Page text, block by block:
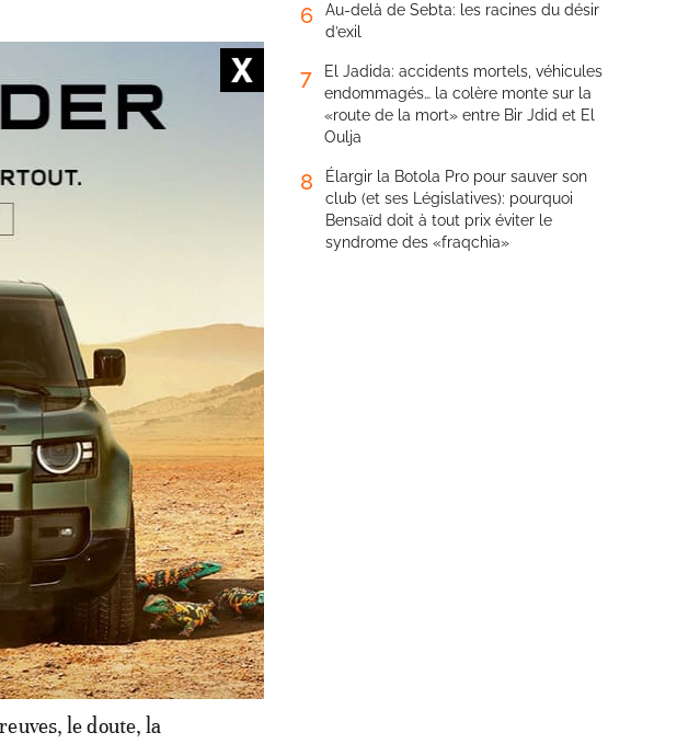
arrogance, l’algérienne
écrite par des Algériens
quels sont ses
il est à l’écoute du peuple.
et à ses luttes. Il peut
ses peurs et aussi de son
en réponse à une
le doute, la
6
Au-delà de Sebta: les racines du désir
d’exil
7
El Jadida: accidents mortels, véhicules
endommagés… la colère monte sur la
«route de la mort» entre Bir Jdid et El
Oulja
8
Élargir la Botola Pro pour sauver son
club (et ses Législatives): pourquoi
Bensaïd doit à tout prix éviter le
syndrome des «fraqchia»